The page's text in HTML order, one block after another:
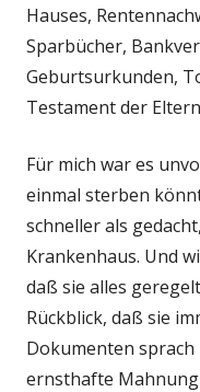
Hauses,
Sparbücher,
Geburtsurkunden,
Testament der
Für mich war es
einmal sterben
schneller als
Krankenhaus. Und
daß sie alles
Rückblick, daß sie
Dokumenten
ernsthafte